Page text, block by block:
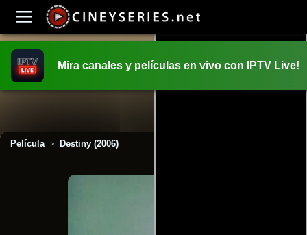
Mira canales y películas en vivo con IPTV Live!
Película > Destiny (2006)